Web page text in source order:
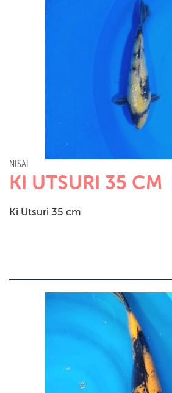
NISAI
KI UTSURI 35 CM
Ki Utsuri 35 cm